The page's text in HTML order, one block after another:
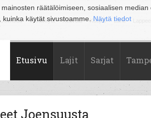
räätälöimiseen, sosiaalisen
käytät sivustoamme. Näytä tiedot
Joensuu Jyväskylä Kouvola Kuopio Lahti
Etusivu Lajit Sarjat
Joensuusta